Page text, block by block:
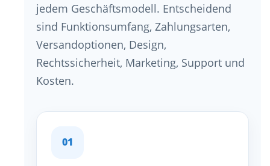
jedem Geschäftsmodell. Entscheidend
sind Funktionsumfang, Zahlungsarten,
Versandoptionen, Design,
Rechtssicherheit, Marketing, Support und
Kosten.
01